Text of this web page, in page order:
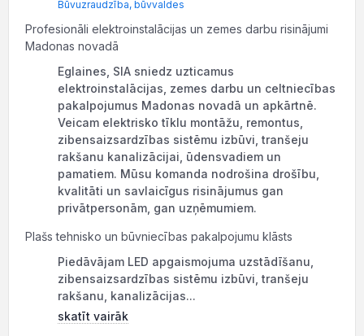
Būvuzraudzība, būvvaldes
Profesionāli elektroinstalācijas un zemes darbu risinājumi
Madonas novadā
Eglaines, SIA sniedz uzticamus
elektroinstalācijas, zemes darbu un celtniecības
pakalpojumus Madonas novadā un apkārtnē.
Veicam elektrisko tīklu montāžu, remontus,
zibensaizsardzības sistēmu izbūvi, tranšeju
rakšanu kanalizācijai, ūdensvadiem un
pamatiem. Mūsu komanda nodrošina drošību,
kvalitāti un savlaicīgus risinājumus gan
privātpersonām, gan uzņēmumiem.
Plašs tehnisko un būvniecības pakalpojumu klāsts
Piedāvājam LED apgaismojuma uzstādīšanu,
zibensaizsardzības sistēmu izbūvi, tranšeju
rakšanu, kanalizācijas...
skatīt vairāk